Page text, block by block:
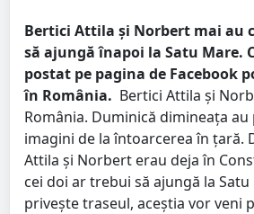
Bertici Attila și Norbert mai au
să ajungă înapoi la Satu Mare.
postat pe pagina de Facebook
în România. Bertici Attila și
România. Duminică dimineața
imagini de la întoarcerea în țară.
Attila și Norbert erau deja în
cei doi ar trebui să ajungă la Satu
privește traseul, aceștia vor veni